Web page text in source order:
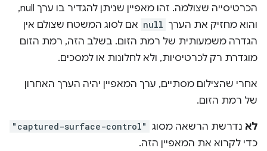
הכרטיסייה שצולמה. זהו מאפיין שניתן להגדיר בו ערך null,
והוא מחזיק את הערך null אם לסוג המשטח שצולם אין
הגדרה משמעותית של רמת הזום. בשלב הזה, רמת הזום
מוגדרת רק לכרטיסיות, ולא לחלונות או למסכים.
אחרי שהצילום מסתיים, ערך המאפיין יהיה הערך האחרון
של רמת הזום.
לא נדרשת הרשאה מסוג "captured-surface-control"
כדי לקרוא את המאפיין הזה.